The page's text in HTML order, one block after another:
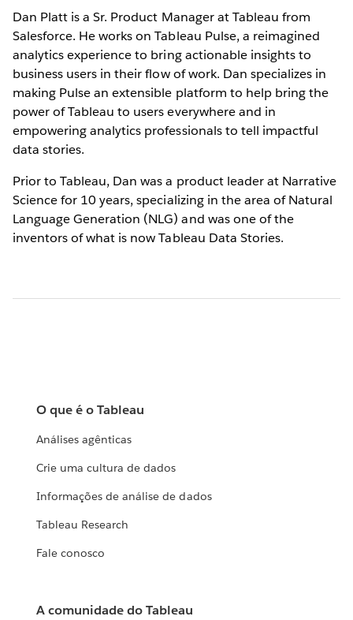
Dan Platt is a Sr. Product Manager at Tableau from
Salesforce. He works on Tableau Pulse, a reimagined
analytics experience to bring actionable insights to
business users in their flow of work. Dan specializes in
making Pulse an extensible platform to help bring the
power of Tableau to users everywhere and in
empowering analytics professionals to tell impactful
data stories.
Prior to Tableau, Dan was a product leader at Narrative
Science for 10 years, specializing in the area of Natural
Language Generation (NLG) and was one of the
inventors of what is now Tableau Data Stories.
O que é o Tableau
Análises agênticas
Crie uma cultura de dados
Informações de análise de dados
Tableau Research
Fale conosco
A comunidade do Tableau